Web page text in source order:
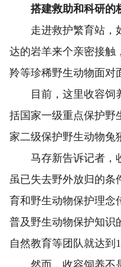
搭建救助和科研的
走进救护繁育站，
达的岩羊来个亲密接触
羚等珍稀野生动物面对
目前，这里收容饲养
括国家一级重点保护野
家二级保护野生动物兔
马存新告诉记者，
虽已失去野外放归的条
育和野生动物保护理念
普及野生动物保护知识
自然教育等团队就达到